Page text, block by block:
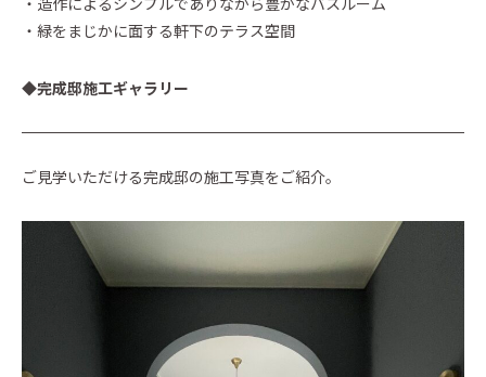
・緑をまじかに面する軒下のテラス空間
◆完成邸施工ギャラリー
ご見学いただける完成邸の施工写真をご紹介。